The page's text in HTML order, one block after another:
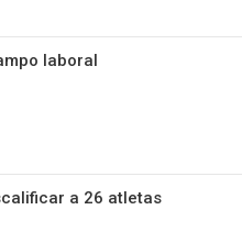
laboral
a 26 atletas